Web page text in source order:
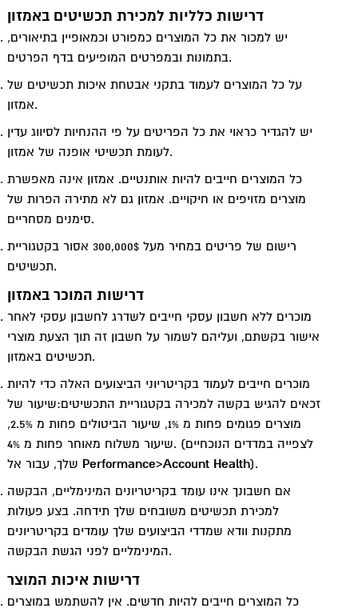
דרישות כלליות למכירת תכשיטים באמזון
יש למכור את כל המוצרים כמפורט וכמאופיין בתיאורים,
בתמונות ובמפרטים המופיעים בדף הפרטים.
על כל המוצרים לעמוד בתקני אבטחת איכות תכשיטים של
אמזון.
יש להגדיר כראוי את כל הפריטים על פי ההנחיות לסיווג עדין
לעומת תכשיטי אופנה של אמזון.
כל המוצרים חייבים להיות אותנטיים. אמזון אינה מאפשרת
מוצרים מזויפים או חיקויים. אמזון גם לא מתירה הפרות של
סימנים מסחריים.
רישום של פריטים במחיר מעל 300,000$ אסור בקטגוריית
תכשיטים.
דרישות המוכר באמזון
מוכרים ללא חשבון עסקי חייבים לשדרג לחשבון עסקי לאחר
אישור בקשתם, ועליהם לשמור על חשבון זה תוך הצעת מוצרי
תכשיטים באמזון.
מוכרים חייבים לעמוד בקריטריוני הביצועים האלה כדי להיות
זכאים להגיש בקשה למכירה בקטגוריית התכשיטים:שיעור של
מוצרים פגומים פחות מ 1%, שיעור הביטולים פחות מ 2.5%,
שיעור משלוח מאוחר פחות מ 4%. (לצפייה במדדים הנוכחיים
Performance>Account Health).
אם חשבונך אינו עומד בקריטריונים המינימליים, הבקשה
למכירת תכשיטים משובחים שלך תידחה. בצע פעולות
מתקנות וודא שמדדי הביצועים שלך עומדים בקריטריונים
המינימליים לפני הגשת הבקשה.
דרישות איכות המוצר
כל המוצרים חייבים להיות חדשים. אין להשתמש במוצרים